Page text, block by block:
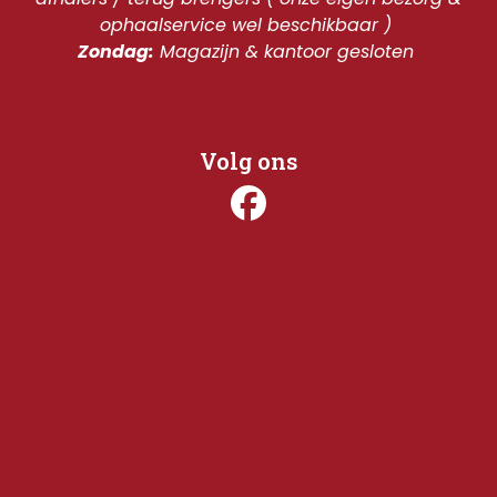
ophaalservice wel beschikbaar )
Zondag: Magazijn & kantoor gesloten
Volg ons